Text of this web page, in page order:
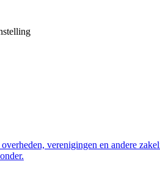
verenigingen en andere